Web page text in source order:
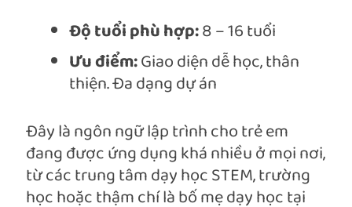
Độ tuổi phù hợp:8 – 16 tuổi
Ưu điểm:Giao diện dễ học, thân
thiện. Đa dạng dự án
Đây là ngôn ngữ lập trình cho trẻ em
đang được ứng dụng khá nhiều ở mọi nơi,
từ các trung tâm dạy học STEM, trường
học hoặc thậm chí là bố mẹ dạy học tại